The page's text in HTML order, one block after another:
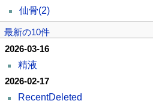
仙骨(2)
最新の10件
2026-03-16
精液
2026-02-17
RecentDeleted